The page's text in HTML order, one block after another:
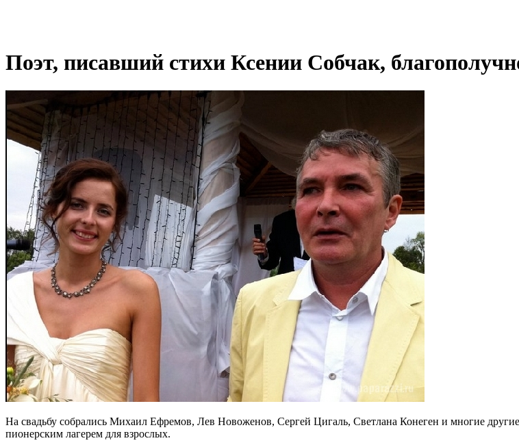
Поэт, писавший стихи Ксении Собчак,
На свадьбу собрались Михаил Ефремов, Лев Новоженов, Сергей Цигаль, Светлана Конеген и многие
пионерским лагерем для взрослых.